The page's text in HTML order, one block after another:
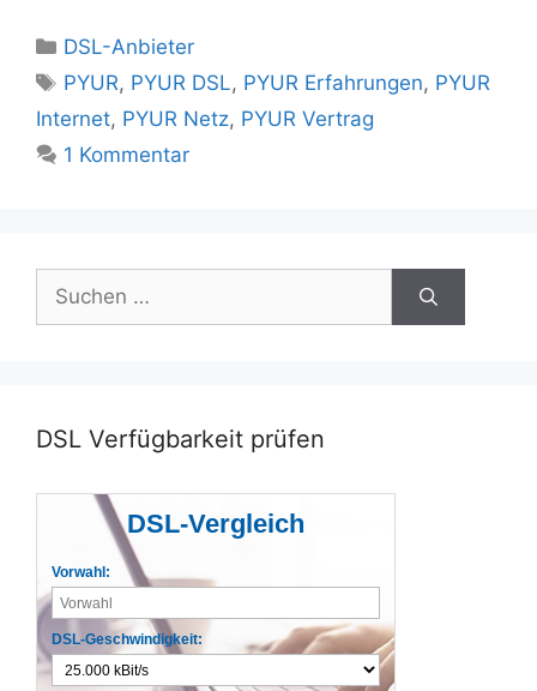
Kategorien
DSL-Anbieter
Schlagwörter
PYUR, PYUR DSL, PYUR Erfahrungen, PYUR
Internet, PYUR Netz, PYUR Vertrag
1 Kommentar
Suchen
nach:
DSL Verfügbarkeit prüfen
DSL-Vergleich
Vorwahl:
DSL-Geschwindigkeit: